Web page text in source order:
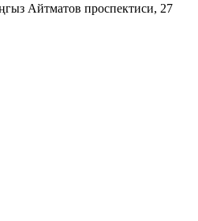
Айтматов проспектиси, 27